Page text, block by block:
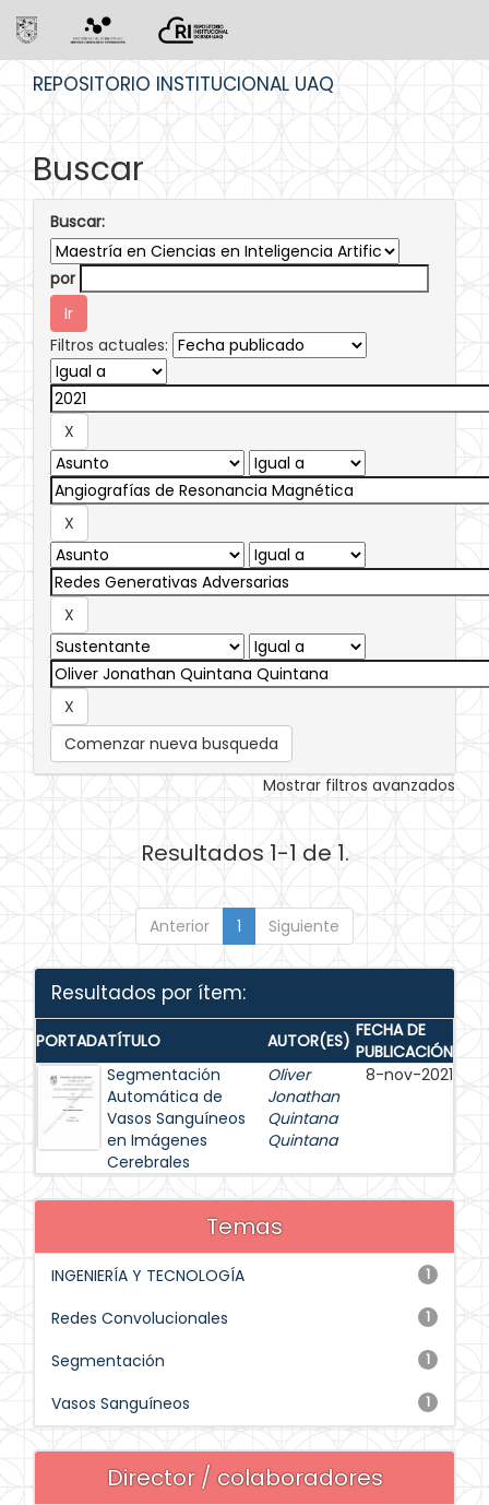
REPOSITORIO INSTITUCIONAL UAQ
Buscar
Buscar:
por
Filtros actuales:
Comenzar nueva busqueda
Mostrar filtros avanzados
Resultados 1-1 de 1.
Anterior 1 Siguiente
Resultados por ítem:
PORTADATÍTULO AUTOR(ES) FECHA DE
PUBLICACIÓN
Segmentación
Automática de
Vasos Sanguíneos
en Imágenes
Cerebrales
Oliver
Jonathan
Quintana
Quintana
8-nov-2021
Temas
1
INGENIERÍA Y TECNOLOGÍA
1
Redes Convolucionales
1
Segmentación
1
Vasos Sanguíneos
Director / colaboradores